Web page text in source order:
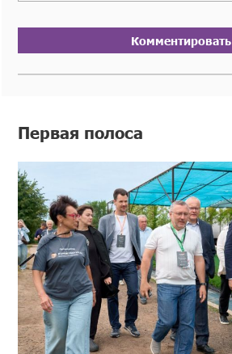
Комментировать
Первая полоса